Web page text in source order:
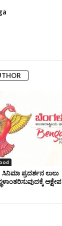
ಸಿನಿಮಾ ಪ್ರದರ್ಶನ ಲುಲು
ಆಕ್ಷೇಪ